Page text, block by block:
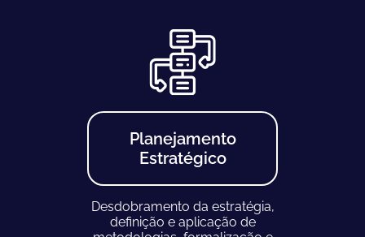
Planejamento
Estratégico
Desdobramento da estratégia,
definição e aplicação de